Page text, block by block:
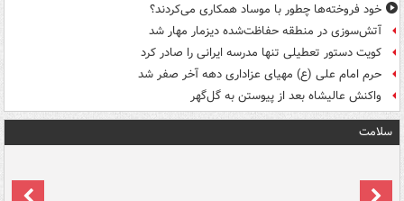
خود فروخته‌ها چطور با موساد همکاری می‌کردند؟
آتش‌سوزی در منطقه حفاظت‌شده دیزمار مهار شد
کویت دستور تعطیلی تنها مدرسه ایرانی را صادر کرد
حرم امام علی (ع) مهیای عزاداری دهه آخر صفر شد
واکنش عالیشاه بعد از پیوستن به گل‌گهر
سلامت